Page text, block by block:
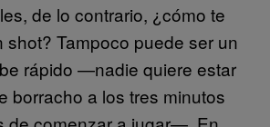
de lo contrario, ¿cómo te
shot? Tampoco puede ser un
rápido —nadie quiere estar
borracho a los tres minutos